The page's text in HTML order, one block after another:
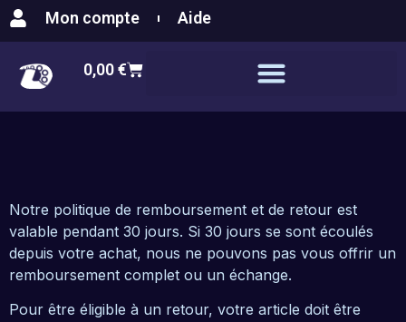
Mon compte Aide
0,00€
Politique de renvoie
Notre politique de remboursement et de retour est
valable pendant 30 jours. Si 30 jours se sont écoulés
depuis votre achat, nous ne pouvons pas vous offrir un
remboursement complet ou un échange.
Pour être éligible à un retour, votre article doit être